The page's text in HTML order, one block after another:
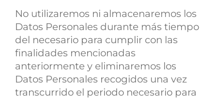
No utilizaremos ni almacenaremos los
Datos Personales durante más tiempo
del necesario para cumplir con las
finalidades mencionadas
anteriormente y eliminaremos los
Datos Personales recogidos una vez
transcurrido el periodo necesario para